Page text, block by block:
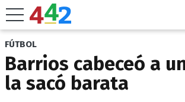
FÚTBOL
Barrios cabeceó a
la sacó barata